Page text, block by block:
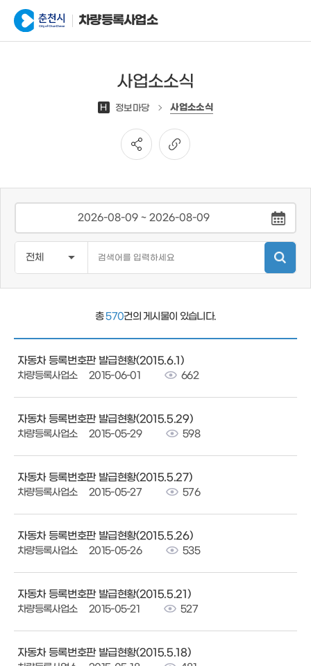
차량등록사업소
사업소소식
H 정보마당 사업소소식
총570건의 게시물이 있습니다.
자동차 등록번호판 발급현황(2015.6.1)
차량등록사업소 2015-06-01 662
자동차 등록번호판 발급현황(2015.5.29)
차량등록사업소 2015-05-29 598
자동차 등록번호판 발급현황(2015.5.27)
차량등록사업소 2015-05-27 576
자동차 등록번호판 발급현황(2015.5.26)
차량등록사업소 2015-05-26 535
자동차 등록번호판 발급현황(2015.5.21)
차량등록사업소 2015-05-21 527
자동차 등록번호판 발급현황(2015.5.18)